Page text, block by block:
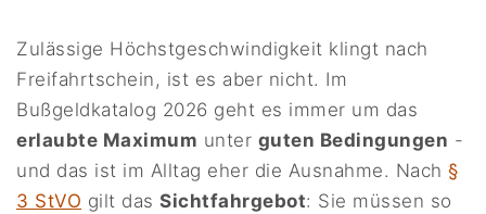
Zulässige Höchstgeschwindigkeit klingt nach
Freifahrtschein, ist es aber nicht. Im
Bußgeldkatalog 2026 geht es immer um das
erlaubte Maximum unter guten Bedingungen -
und das ist im Alltag eher die Ausnahme. Nach §
3 StVO gilt dasSichtfahrgebot: Sie müssen so